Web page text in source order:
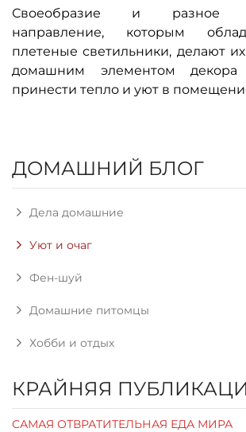
Своеобразие и разное
направление, которым
плетеные светильники, делают
домашним элементом
принести тепло и уют в
ДОМАШНИЙ БЛОГ
Дела домашние
Уют и очаг
Фен-шуй
Домашние питомцы
Хобби и отдых
КРАЙНЯЯ
САМАЯ ОТВРАТИТЕЛЬНАЯ ЕДА МИРА